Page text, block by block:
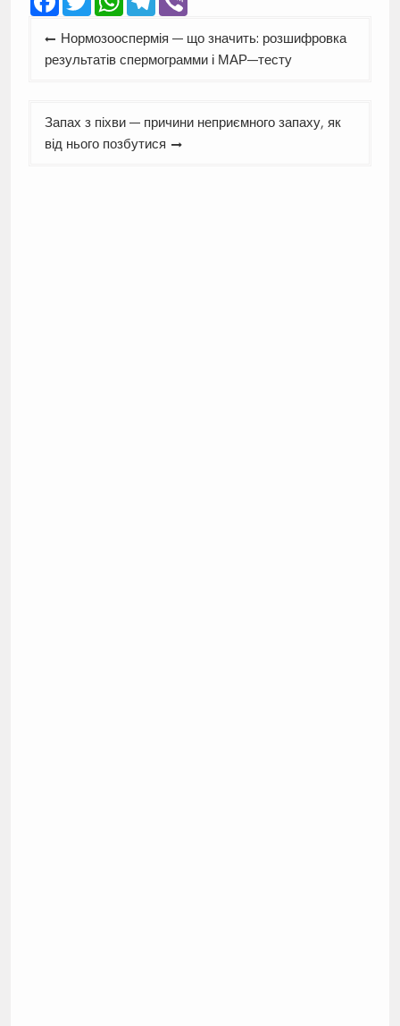
Навігація
записів
Нормозооспермія — що значить: розшифровка
результатів спермограмми і МАР—тесту
Запах з піхви — причини неприємного запаху, як
від нього позбутися